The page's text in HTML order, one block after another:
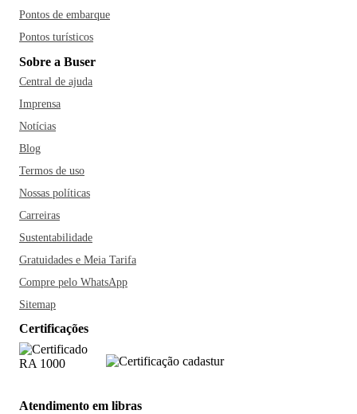
Pontos de embarque
Pontos turísticos
Sobre a Buser
Central de ajuda
Imprensa
Notícias
Blog
Termos de uso
Nossas políticas
Carreiras
Sustentabilidade
Gratuidades e Meia Tarifa
Compre pelo WhatsApp
Sitemap
Certificações
Atendimento em libras